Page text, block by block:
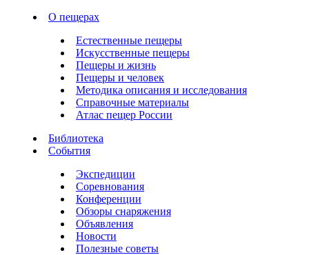
О пещерах
Естественные пещеры
Искусственные пещеры
Пещеры и жизнь
Пещеры и человек
Методика описания и исследования
Справочные материалы
Атлас пещер России
Библиотека
События
Экспедиции
Соревнования
Конференции
Обзоры снаряжения
Объявления
Новости
Полезные советы